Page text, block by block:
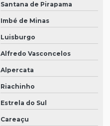
Santana de Pirapama
Imbé de Minas
Luisburgo
Alfredo Vasconcelos
Alpercata
Riachinho
Estrela do Sul
Careaçu